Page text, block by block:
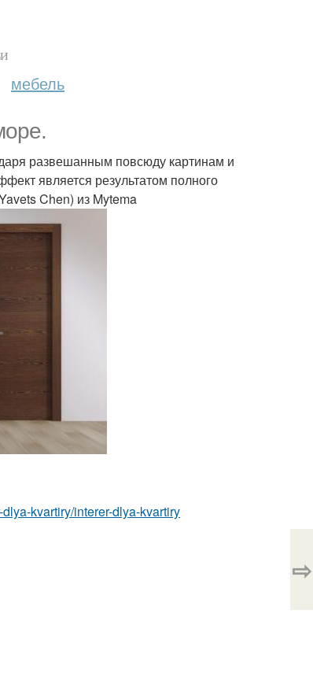
мебель
развешанным повсюду картинам и
является результатом полного
Chen) из Mytema
kvartiry/interer-dlya-kvartiry
⇨